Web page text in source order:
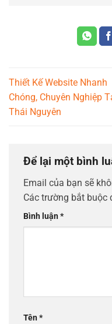
Thiết Kế Website Nhanh
Chóng, Chuyên Nghiệp
Thái Nguyên
Để lại một bình
Email của bạn sẽ
Các trường bắt buộc
Bình luận*
Tên*